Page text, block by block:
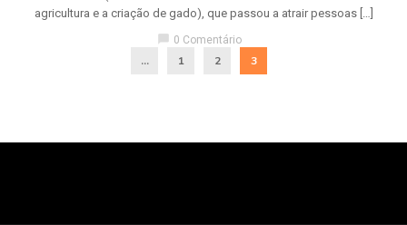
agricultura e a criação de gado), que passou a atrair pessoas […]
0 Comentário
... 1 2 3